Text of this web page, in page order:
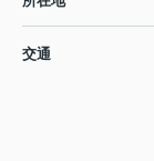
交通